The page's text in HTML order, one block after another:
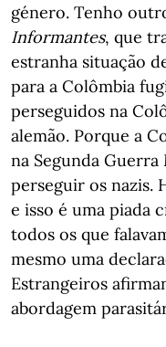
género. Tenho
Informantes, que
estranha situação
para a Colômbia
perseguidos na
alemão. Porque a
na Segunda
perseguir os nazis.
e isso é uma piada
todos os que
mesmo uma
Estrangeiros
abordagem